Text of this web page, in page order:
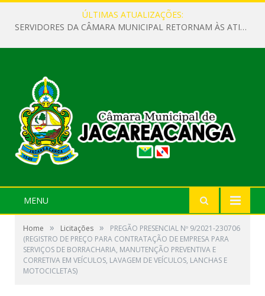
ÚLTIMAS ATUALIZAÇÕES:
SERVIDORES DA CÂMARA MUNICIPAL RETORNAM ÀS ATIVIDADES APÓS O RECESSO PARLAMENTAR
MENU
Home » Licitações »
PREGÃO PRESENCIAL Nº 9/2021-230706
(REGISTRO DE PREÇO PARA CONTRATAÇÃO DE EMPRESA PARA
SERVIÇOS DE BORRACHARIA, MANUTENÇÃO PREVENTIVA E
CORRETIVA EM VEÍCULOS, LAVAGEM DE VEÍCULOS, LANCHAS E
MOTOCICLETAS)